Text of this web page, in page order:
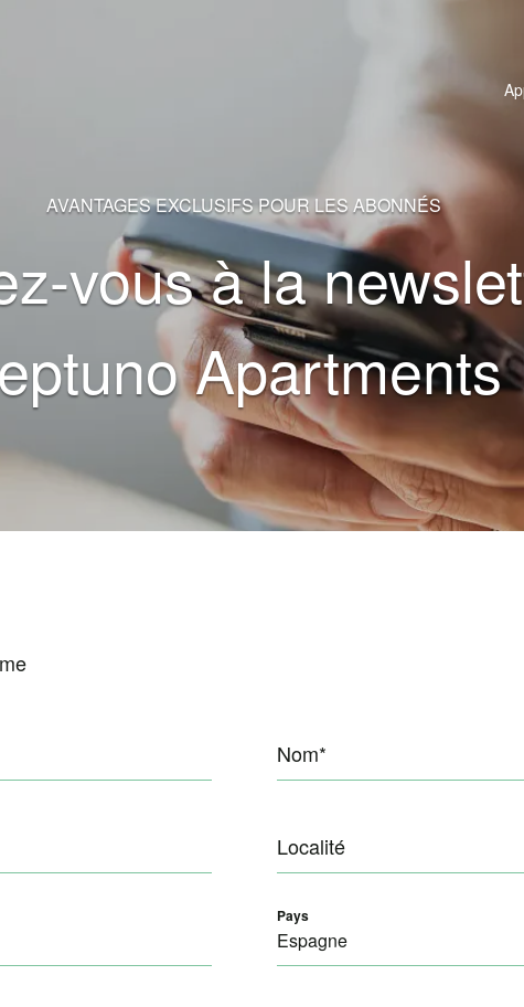
AVANTAGES EXCLUSIFS POUR LES ABONNÉS
vous à la
Apartments
Nom*
Localité
Pays